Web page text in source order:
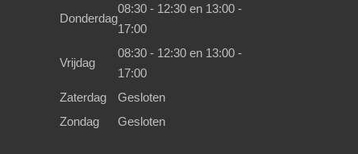
Donderdag
08:30 - 12:30 en 13:00 -
17:00
Vrijdag
08:30 - 12:30 en 13:00 -
17:00
Zaterdag
Gesloten
Zondag
Gesloten